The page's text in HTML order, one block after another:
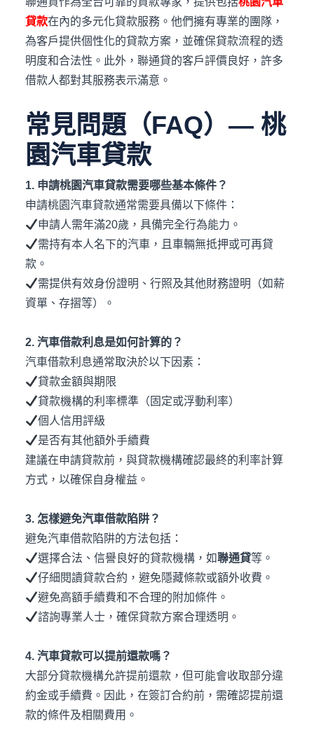
貸款在內的多元化貸款服務。​他們擁有專業的團隊，
為客戶提供個性化的貸款方案，並確保貸款流程的透
明度和合法性。​此外，聯通貸的客戶評價良好，許多
借款人都對其服務表示滿意。
常見問題（FAQ）— 桃
園汽車貸款
1. 申請桃園汽車貸款需要哪些基本條件？
申請桃園汽車貸款通常需要具備以下條件：
申請人需年滿20歲，具備完全行為能力。
需持有本人名下的汽車，且車輛無抵押或可再貸
款。
需提供有效身份證明、行照及其他財務證明（如薪
資單、存摺等）。
2. 汽車借款利息是如何計算的？
汽車借款利息通常取決於以下因素：
貸款金額與期限
貸款機構的利率標準（固定或浮動利率）
個人信用評級
是否有其他額外手續費
建議在申請貸款前，與貸款機構確認最終的利率計算
方式，以確保自身權益。
3. 怎樣避免汽車借款陷阱？
避免汽車借款陷阱的方法包括：
選擇合法、信譽良好的貸款機構，如聯通貸等。
仔細閱讀貸款合約，避免隱藏條款或額外收費。
避免高額手續費和不合理的附加條件。
諮詢專業人士，確保貸款方案合理透明。
4. 汽車貸款可以提前還款嗎？
大部分貸款機構允許提前還款，但可能會收取部分違
約金或手續費。因此，在簽訂合約前，需確認提前還
款的條件及相關費用。